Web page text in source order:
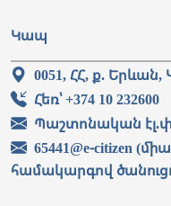
Կապ
0051, ՀՀ, ք.
Հեռ՝ +374 10 232600
Պաշտոնական
65441@e-citizen
համակարգով